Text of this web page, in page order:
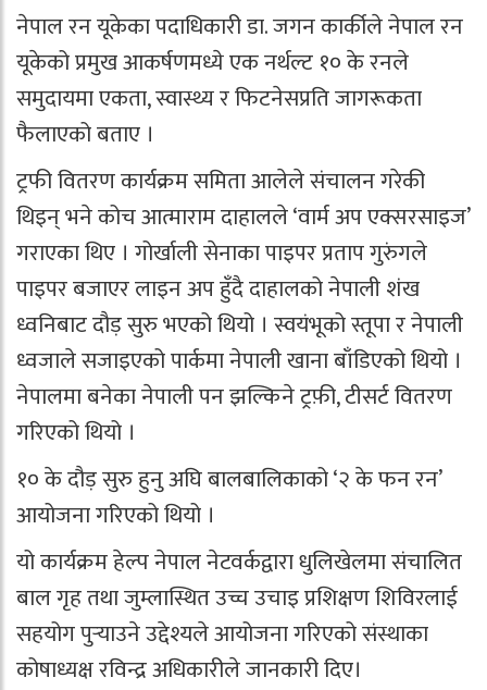
नेपाल रन यूकेका पदाधिकारी डा. जगन कार्कीले नेपाल रन
यूकेको प्रमुख आकर्षणमध्ये एक नर्थल्ट १० के रनले
समुदायमा एकता, स्वास्थ्य र फिटनेसप्रति जागरूकता
फैलाएको बताए ।
ट्रफी वितरण कार्यक्रम समिता आलेले संचालन गरेकी
थिइन् भने कोच आत्माराम दाहालले ‘वार्म अप एक्सरसाइज’
गराएका थिए । गोर्खाली सेनाका पाइपर प्रताप गुरुंगले
पाइपर बजाएर लाइन अप हुँदै दाहालको नेपाली शंख
ध्वनिबाट दौड़ सुरु भएको थियो । स्वयंभूको स्तूपा र नेपाली
ध्वजाले सजाइएको पार्कमा नेपाली खाना बाँडिएको थियो ।
नेपालमा बनेका नेपाली पन झल्किने ट्रफ़ी, टीसर्ट वितरण
गरिएको थियो ।
१० के दौड़ सुरु हुनु अघि बालबालिकाको ‘२ के फन रन’
आयोजना गरिएको थियो ।
यो कार्यक्रम हेल्प नेपाल नेटवर्कद्वारा धुलिखेलमा संचालित
बाल गृह तथा जुम्लास्थित उच्च उचाइ प्रशिक्षण शिविरलाई
सहयोग पुर्‍याउने उद्देश्यले आयोजना गरिएको संस्थाका
कोषाध्यक्ष रविन्द्र अधिकारीले जानकारी दिए।